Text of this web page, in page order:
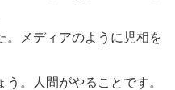
。メディアのように児相を
。人間がやることです。